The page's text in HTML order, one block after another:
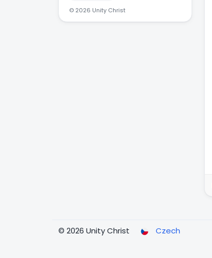
© 2026 Unity Christ
© 2026 Unity Christ Czech